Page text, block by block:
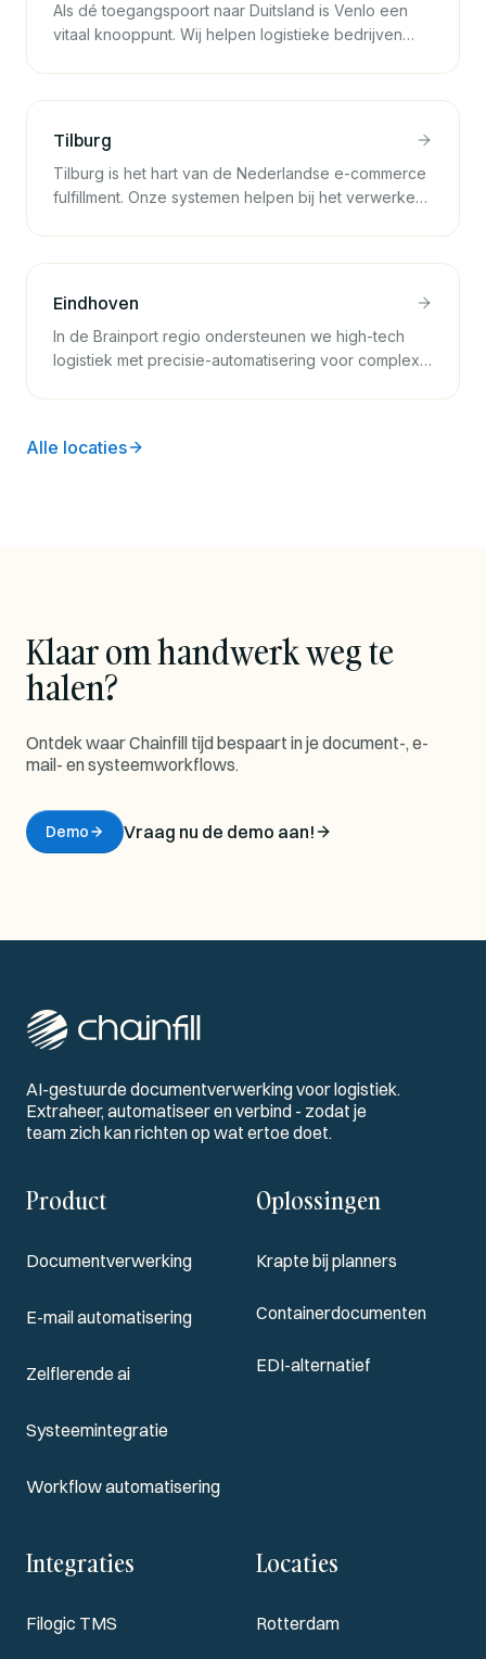
Als dé toegangspoort naar Duitsland is Venlo een
vitaal knooppunt. Wij helpen logistieke bedrijven
Tilburg
Tilburg is het hart van de Nederlandse e-commerce
fulfillment. Onze systemen helpen bij het verwerken
Eindhoven
In de Brainport regio ondersteunen we high-tech
logistiek met precisie-automatisering voor complexe
Alle locaties
Klaar om handwerk weg te
halen?
Ontdek waar Chainfill tijd bespaart in je document-, e-
mail- en systeemworkflows.
Demo Vraag nu de demo aan!
AI-gestuurde documentverwerking voor logistiek.
Extraheer, automatiseer en verbind - zodat je
team zich kan richten op wat ertoe doet.
Product
Documentverwerking
E-mail automatisering
Zelflerende ai
Systeemintegratie
Workflow automatisering
Oplossingen
Krapte bij planners
Containerdocumenten
EDI-alternatief
Integraties
Filogic TMS
Locaties
Rotterdam